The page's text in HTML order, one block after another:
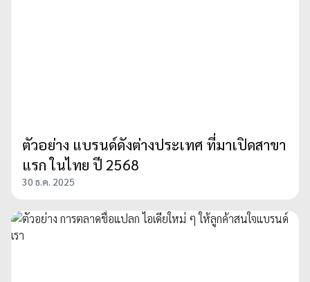
ตัวอย่าง แบรนด์ดังต่างประเทศ ที่มาเปิดสาขา
แรก ในไทย ปี 2568
30 ธ.ค. 2025